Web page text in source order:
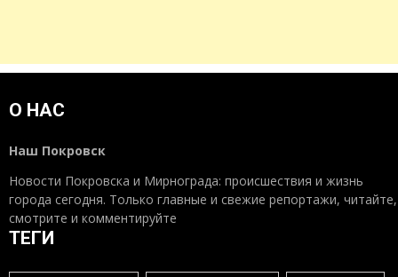
О НАС
Наш Покровск
Новости Покровска и Мирнограда: происшествия и жизнь
города сегодня. Только главные и свежие репортажи, читайте,
смотрите и комментируйте
ТЕГИ